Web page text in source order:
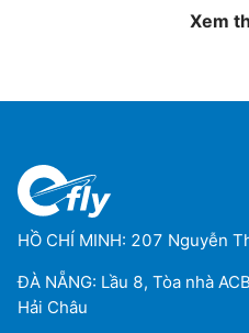
(MAG)
Sân bay quốc tế Jacksons
Sân bay Tokua
Sân bay Daru
Xem
HỒ CHÍ MINH: 207 Nguyễn
ĐÀ NẴNG: Lầu 8, Tòa nhà
Hải Châu